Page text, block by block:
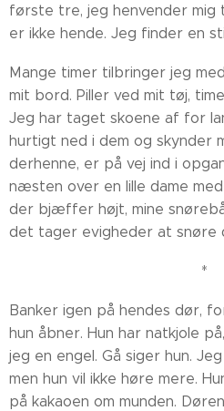
første tre, jeg henvender mig
er ikke hende. Jeg finder en
Mange timer tilbringer jeg
mit bord. Piller ved mit tøj,
Jeg har taget skoene af for
hurtigt ned i dem og skynder
derhenne, er på vej ind i
næsten over en lille dame
der bjæffer højt, mine
det tager evigheder at snøre
*
Banker igen på hendes dør,
hun åbner. Hun har natkjole
jeg en engel. Gå siger hun.
men hun vil ikke høre mere.
på kakaoen om munden.